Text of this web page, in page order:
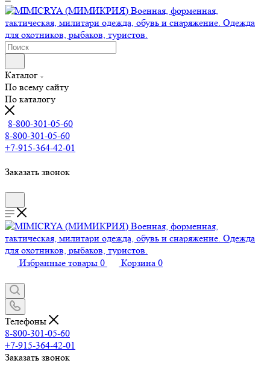
Каталог
По всему сайту
По каталогу
8-800-301-05-60
8-800-301-05-60
+7-915-364-42-01
Заказать звонок
Избранные товары 0 Корзина 0
Телефоны
8-800-301-05-60
+7-915-364-42-01
Заказать звонок